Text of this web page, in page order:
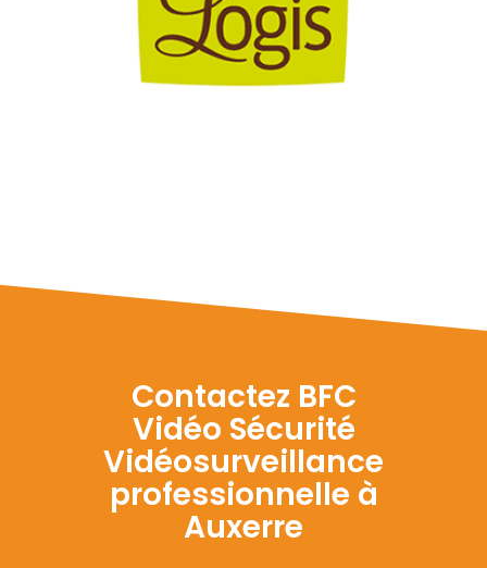
Contactez BFC
Vidéo Sécurité
Vidéosurveillance
professionnelle à
Auxerre